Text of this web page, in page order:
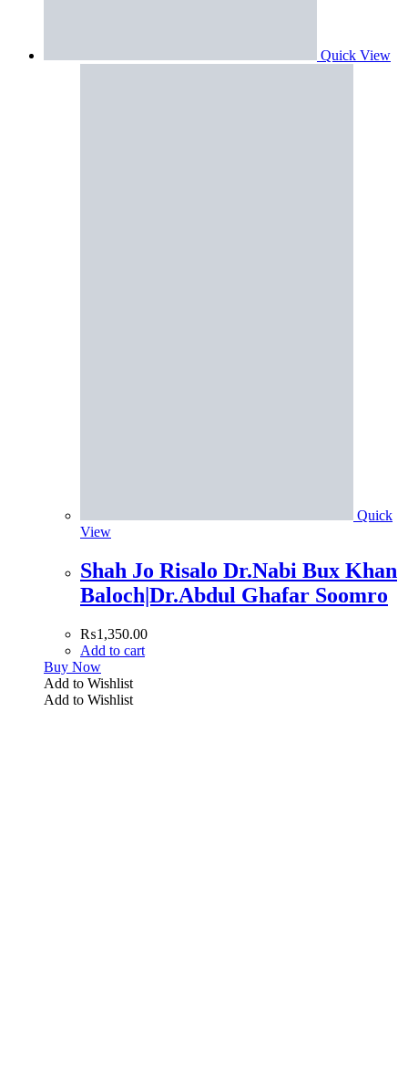
Quick View
Quick
View
Shah Jo Risalo Dr.Nabi Bux Khan
Baloch|Dr.Abdul Ghafar Soomro
₨1,350.00
Add to cart
Buy Now
Add to Wishlist
Add to Wishlist